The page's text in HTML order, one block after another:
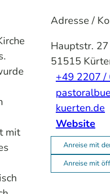
mit
Adresse /
Hauptstr. 27
51515
+49 2207 /
kuerten.de
Website
Anreise mit
Anreise mit